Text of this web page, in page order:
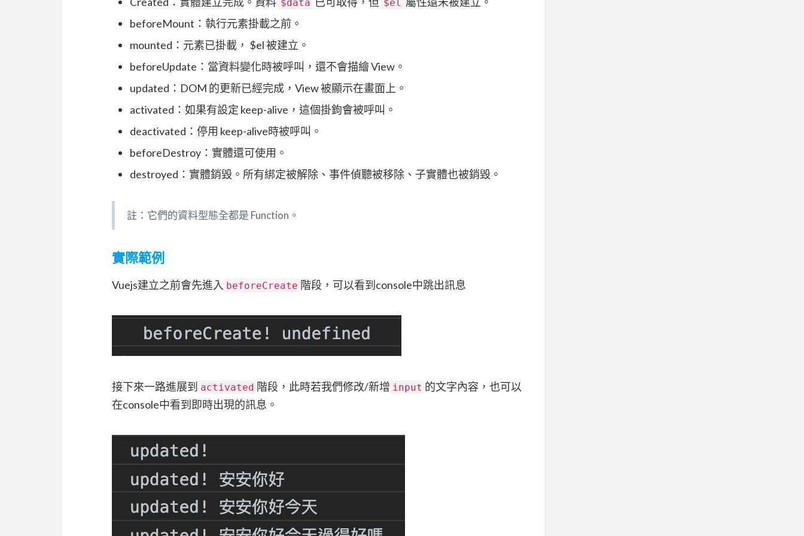
$data $el
beforeMount：執行元素掛載之前。
mounted：元素已掛載， $el 被建立。
beforeUpdate：當資料變化時被呼叫，還不會描繪 View。
updated：DOM 的更新已經完成，View 被顯示在畫面上。
activated：如果有設定 keep-alive，這個掛鉤會被呼叫。
deactivated：停用 keep-alive時被呼叫。
beforeDestroy：實體還可使用。
destroyed：實體銷毀。所有綁定被解除、事件偵聽被移除、子實體也被銷毀。
註：它們的資料型態全都是 Function。
實際範例
Vuejs建立之前會先進入 beforeCreate 階段，可以看到console中跳出訊息
接下來一路進展到 activated 階段，此時若我們修改/新增 input 的文字內容，也可以
在console中看到即時出現的訊息。